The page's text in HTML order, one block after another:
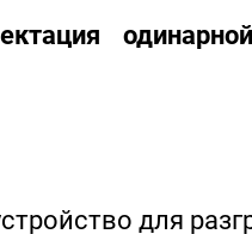
для